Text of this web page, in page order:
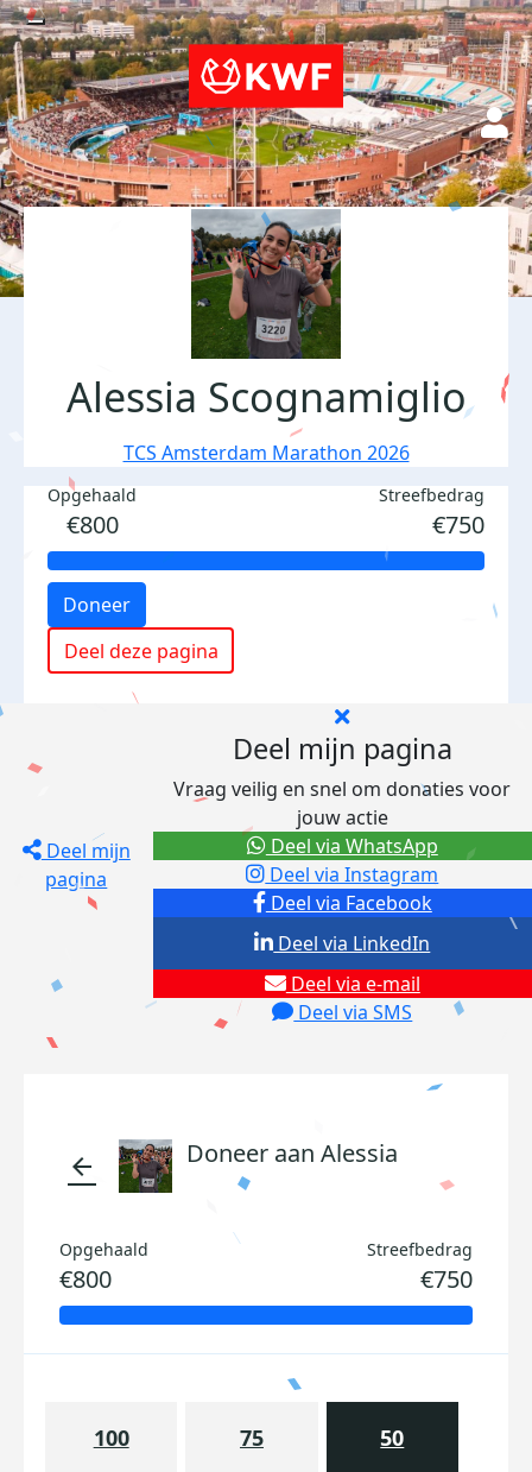
Alessia Scognamiglio
TCS Amsterdam Marathon 2026
Opgehaald
€800
Streefbedrag
€750
Doneer
Deel deze pagina
Deel mijn
pagina
Deel mijn pagina
Vraag veilig en snel om donaties voor
jouw actie
Deel via Facebook
Deel via Instagram
Deel via e-mail
Deel via SMS
Deel via LinkedIn
Deel via WhatsApp
arrow_back Doneer aan Alessia
Opgehaald
€800
Streefbedrag
€750
100 75 50